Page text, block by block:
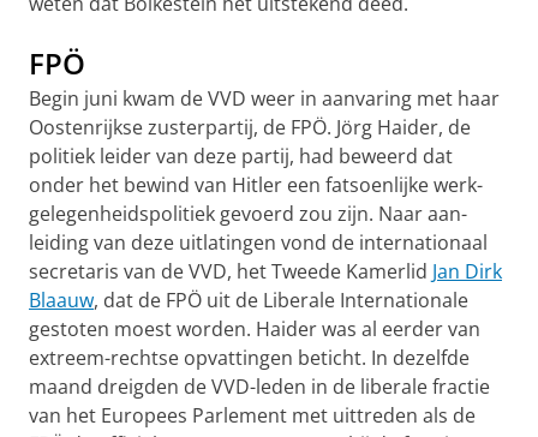
FPÖ
Begin juni kwam de VVD weer in aanvaring met haar
Oosten­rijkse zusterpartij, de FPÖ. Jörg Haider, de
poli­tiek leider van deze partij, had beweerd dat
onder het bewind van Hitler een fat­soen­lijke werk­
gelegen­heids­poli­tiek gevoerd zou zijn. Naar aan­
leiding van deze uitlatingen vond de interna­tionaal
secre­taris van de VVD, het Tweede Kamerlid Jan Dirk
Blaauw, dat de FPÖ uit de Liberale Inter­nati­ona­le
gestoten moest worden. Haider was al eerder van
extreem-­rechtse opvattingen beticht. In dezelfde
maand dreig­den de VVD-leden in de liberale fractie
van het Europees Parle­ment met uittreden als de